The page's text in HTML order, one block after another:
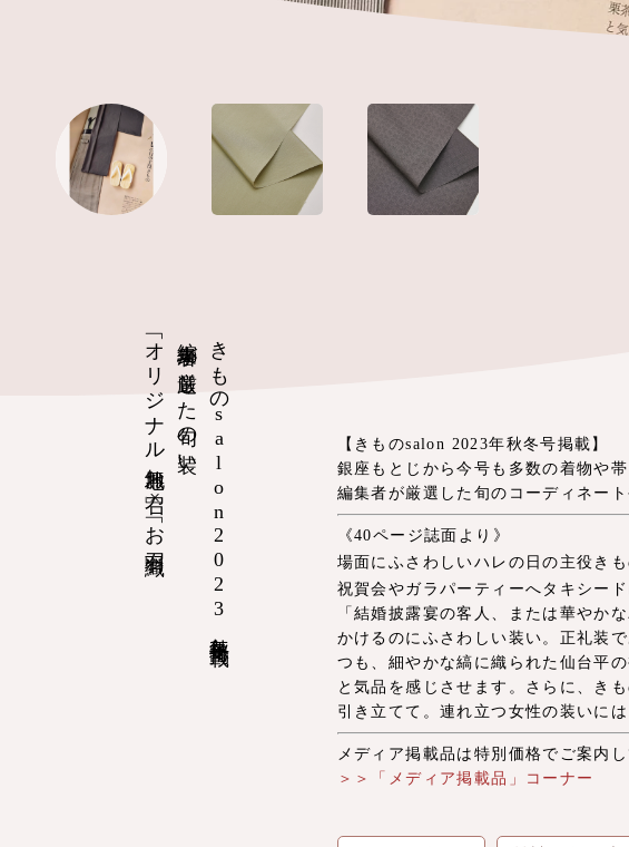
きものsalon2023年秋冬号掲載
編集者が厳選した旬の装い
「オリジナル無地お召」×「お召羽織」
【きものsalon 2023年秋冬号掲載】
銀座もとじから今号も多数の着物や
編集者が厳選した旬のコーディネー
《40ページ誌面より》
場面にふさわしいハレの日の主役き
祝賀会やガラパーティーへタキシー
「結婚披露宴の客人、または華やか
かけるのにふさわしい装い。正礼装
つも、細やかな縞に織られた仙台平
と気品を感じさせます。さらに、き
引き立てて。連れ立つ女性の装いに
メディア掲載品は特別価格でご案内
＞＞「メディア掲載品」コーナー